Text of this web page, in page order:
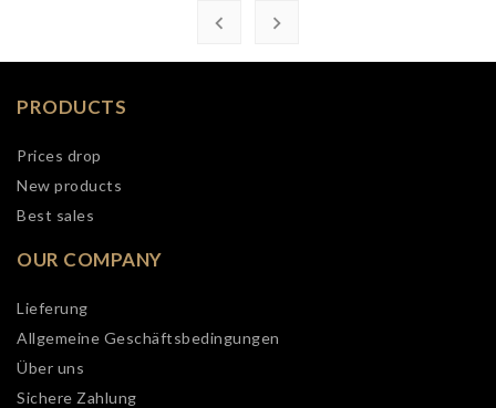
 
PRODUCTS
Prices drop
New products
Best sales
OUR COMPANY
Lieferung
Allgemeine Geschäftsbedingungen
Über uns
Sichere Zahlung